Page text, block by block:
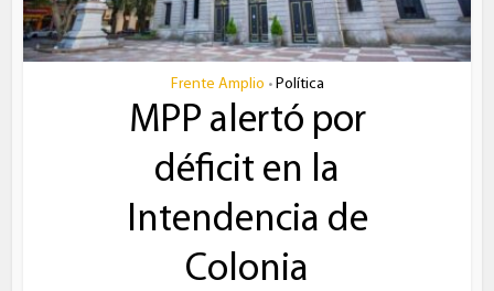
Frente Amplio • Política
MPP alertó por
déficit en la
Intendencia de
Colonia